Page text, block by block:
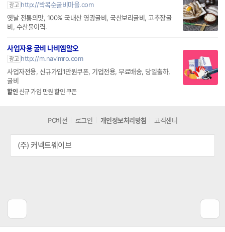
광고 http://박복순굴비마을.com
옛날 전통의맛, 100% 국내산 영광굴비, 국산보리굴비, 고추장굴
비, 수산물이력.
사업자용 굴비 나비엠알오
광고 http://m.navimro.com
사업자전용, 신규가입1만원쿠폰, 기업전용, 무료배송, 당일출하,
굴비
할인 신규 가입 만원 할인 쿠폰
PC버전 로그인 개인정보처리방침 고객센터
(주) 커넥트웨이브